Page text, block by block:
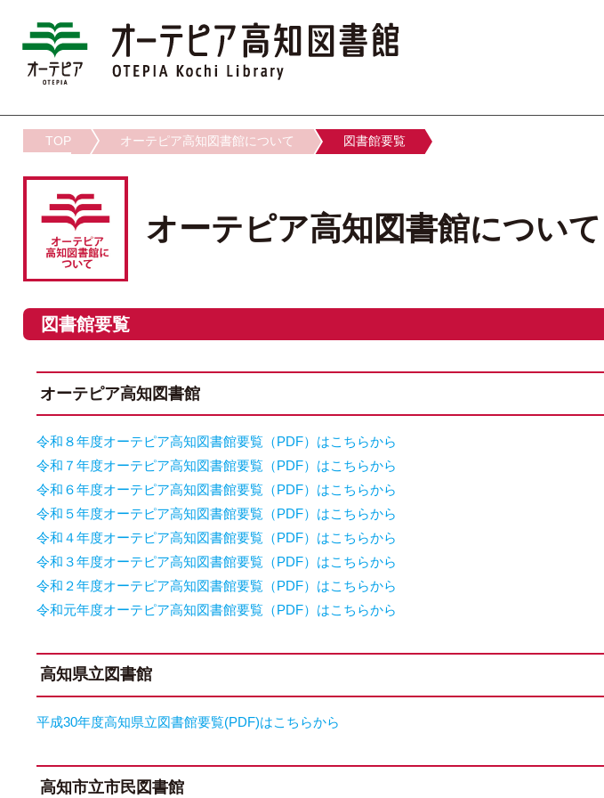
TOP オーテピア高知図書館について 図書館要覧
オーテピア高知図書館について
図書館要覧
オーテピア高知図書館
令和８年度オーテピア高知図書館要覧（PDF）はこちらから
令和７年度オーテピア高知図書館要覧（PDF）はこちらから
令和６年度オーテピア高知図書館要覧（PDF）はこちらから
令和５年度オーテピア高知図書館要覧（PDF）はこちらから
令和４年度オーテピア高知図書館要覧（PDF）はこちらから
令和３年度オーテピア高知図書館要覧（PDF）はこちらから
令和２年度オーテピア高知図書館要覧（PDF）はこちらから
令和元年度オーテピア高知図書館要覧（PDF）はこちらから
高知県立図書館
平成30年度高知県立図書館要覧(PDF)はこちらから
高知市立市民図書館